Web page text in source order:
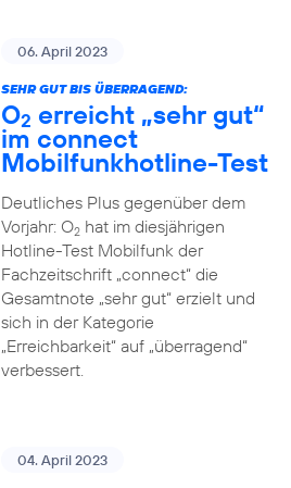
06. April 2023
SEHR GUT BIS ÜBERRAGEND:
O2 erreicht „sehr gut“
im connect
Mobilfunkhotline-Test
Deutliches Plus gegenüber dem
Vorjahr: O2hat im diesjährigen
Hotline-Test Mobilfunk der
Fachzeitschrift „connect“ die
Gesamtnote „sehr gut“ erzielt und
sich in der Kategorie
„Erreichbarkeit“ auf „überragend“
verbessert.
04. April 2023